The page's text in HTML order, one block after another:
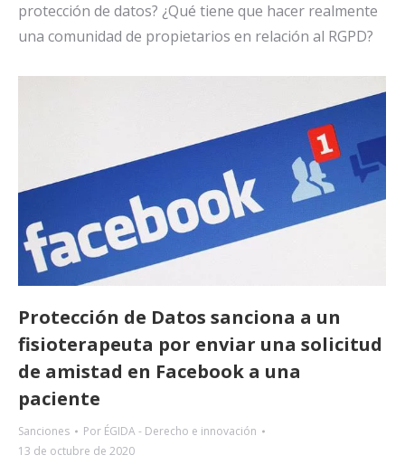
protección de datos? ¿Qué tiene que hacer realmente
una comunidad de propietarios en relación al RGPD?
Protección de Datos sanciona a un
fisioterapeuta por enviar una solicitud
de amistad en Facebook a una
paciente
Sanciones Por ÉGIDA - Derecho e innovación
13 de octubre de 2020